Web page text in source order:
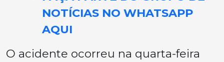
NOTÍCIAS NO WHATSAPP
AQUI
O acidente ocorreu na quarta-feira